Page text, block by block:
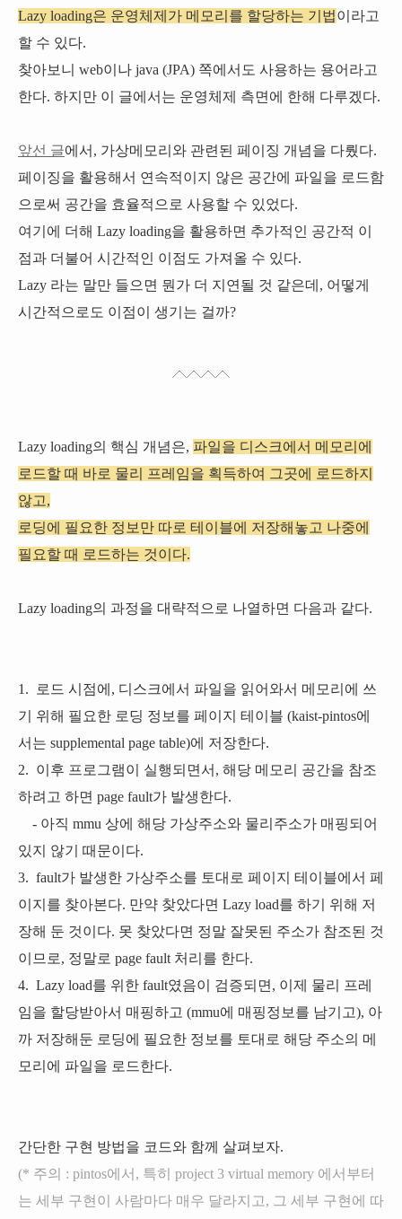
Lazy loading은 운영체제가 메모리를 할당하는 기법이라고
할 수 있다.
찾아보니 web이나 java (JPA) 쪽에서도 사용하는 용어라고
한다. 하지만 이 글에서는 운영체제 측면에 한해 다루겠다.
앞선 글에서, 가상메모리와 관련된 페이징 개념을 다뤘다.
페이징을 활용해서 연속적이지 않은 공간에 파일을 로드함
으로써 공간을 효율적으로 사용할 수 있었다.
여기에 더해 Lazy loading을 활용하면 추가적인 공간적 이
점과 더불어 시간적인 이점도 가져올 수 있다.
Lazy 라는 말만 들으면 뭔가 더 지연될 것 같은데, 어떻게
시간적으로도 이점이 생기는 걸까?
Lazy loading의 핵심 개념은, 파일을 디스크에서 메모리에
로드할 때 바로 물리 프레임을 획득하여 그곳에 로드하지
않고,
로딩에 필요한 정보만 따로 테이블에 저장해놓고 나중에
필요할 때 로드하는 것이다.
Lazy loading의 과정을 대략적으로 나열하면 다음과 같다.
1. 로드 시점에, 디스크에서 파일을 읽어와서 메모리에 쓰
기 위해 필요한 로딩 정보를 페이지 테이블 (kaist-pintos에
서는 supplemental page table)에 저장한다.
2. 이후 프로그램이 실행되면서, 해당 메모리 공간을 참조
하려고 하면 page fault가 발생한다.
- 아직 mmu 상에 해당 가상주소와 물리주소가 매핑되어
있지 않기 때문이다.
3. fault가 발생한 가상주소를 토대로 페이지 테이블에서 페
이지를 찾아본다. 만약 찾았다면 Lazy load를 하기 위해 저
장해 둔 것이다. 못 찾았다면 정말 잘못된 주소가 참조된 것
이므로, 정말로 page fault 처리를 한다.
4. Lazy load를 위한 fault였음이 검증되면, 이제 물리 프레
임을 할당받아서 매핑하고 (mmu에 매핑정보를 남기고), 아
까 저장해둔 로딩에 필요한 정보를 토대로 해당 주소의 메
모리에 파일을 로드한다.
간단한 구현 방법을 코드와 함께 살펴보자.
(* 주의 : pintos에서, 특히 project 3 virtual memory 에서부터
는 세부 구현이 사람마다 매우 달라지고, 그 세부 구현에 따